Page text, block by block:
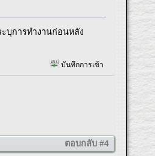
บุการทำงานก่อนหลัง
บันทึกการเข้า
ตอบกลับ #4